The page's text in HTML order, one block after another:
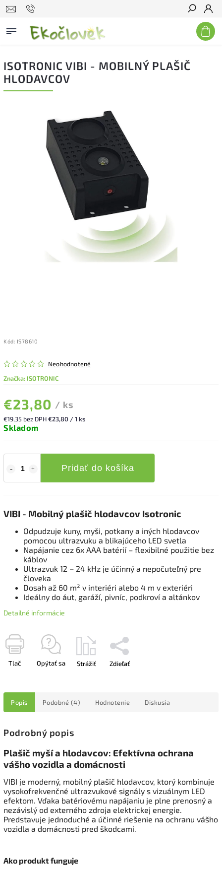
Hľadať
ISOTRONIC VIBI - MOBILNÝ PLAŠIČ
HLODAVCOV
Kód: IS78610
Neohodnotené
Značka: ISOTRONIC
€23,80 / ks
€19,35 bez DPH€23,80 / 1 ks
Skladom
Pridať do košíka
VIBI - Mobilný plašič hlodavcov Isotronic
Odpudzuje kuny, myši, potkany a iných hlodavcov
pomocou ultrazvuku a blikajúceho LED svetla
Napájanie cez 6x AAA batérií – flexibilné použitie bez
káblov
Ultrazvuk 12 – 24 kHz je účinný a nepočuteľný pre
človeka
Dosah až 60 m² v interiéri alebo 4 m v exteriéri
Ideálny do áut, garáží, pivníc, podkroví a altánkov
Detailné informácie
Tlač Opýtať sa Strážiť Zdieľať
Popis Podobné (4) Hodnotenie Diskusia
Podrobný popis
Plašič myší a hlodavcov: Efektívna ochrana
vášho vozidla a domácnosti
VIBI je moderný, mobilný plašič hlodavcov, ktorý kombinuje
vysokofrekvenčné ultrazvukové signály s vizuálnym LED
efektom. Vďaka batériovému napájaniu je plne prenosný a
nezávislý od externého zdroja elektrickej energie.
Predstavuje jednoduché a účinné riešenie na ochranu vášho
vozidla a domácnosti pred škodcami.
Ako produkt funguje